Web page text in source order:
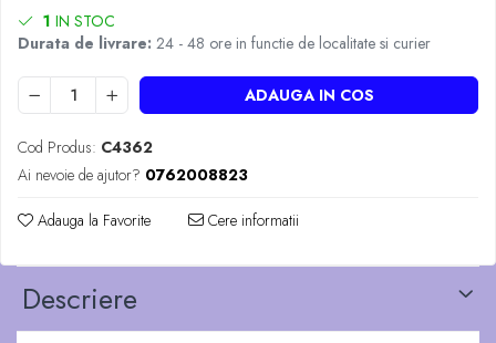
1 IN STOC
Durata de livrare: 24 - 48 ore in functie de localitate si curier
ADAUGA IN COS
Cod Produs: C4362
Ai nevoie de ajutor? 0762008823
Adauga la Favorite Cere informatii
Descriere